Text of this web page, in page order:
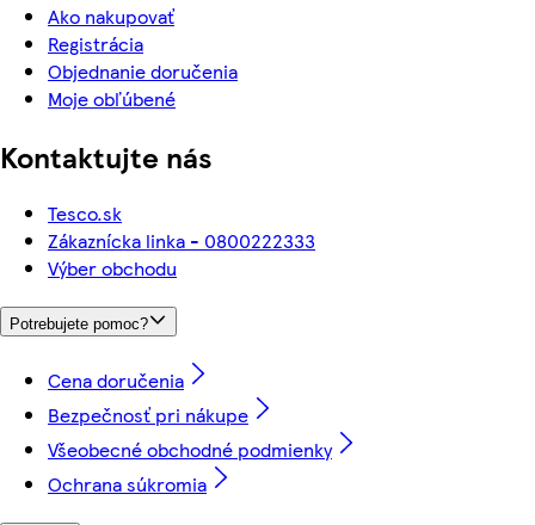
Ako nakupovať
Registrácia
Objednanie doručenia
Moje obľúbené
Kontaktujte nás
Tesco.sk
Zákaznícka linka - 0800222333
Výber obchodu
Potrebujete pomoc?
Cena doručenia
Bezpečnosť pri nákupe
Všeobecné obchodné podmienky
Ochrana súkromia